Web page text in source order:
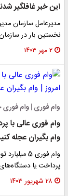
این خبر غافلگیر
مدیرعامل سازمان
نخستین بار در
۲ مهر ۱۴۰۳
وام فوری | وام فوری
وام فوری عالی با
وام بگیران عجله
وام فوری 5
پرداخت یا
۲۸ شهریور ۱۴۰۳